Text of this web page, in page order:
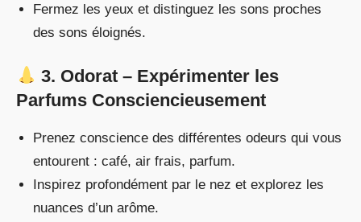
Fermez les yeux et distinguez les sons proches
des sons éloignés.
3. Odorat – Expérimenter les
Parfums Consciencieusement
Prenez conscience des différentes odeurs qui vous
entourent : café, air frais, parfum.
Inspirez profondément par le nez et explorez les
nuances d’un arôme.